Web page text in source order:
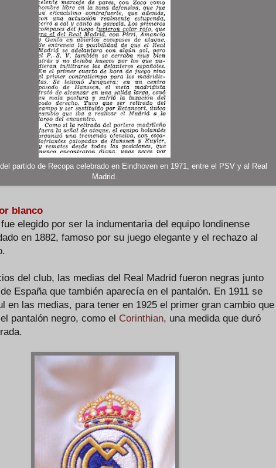
partido de Recopa celebrado en Eindhoven en 1971, entre el PSV y al Real
Madrid.
blanco
elegido por ser la indumentaria del equipo londinense
en 1882, famoso por su juego elegante y el rechazo al
del club, las medias del Real Madrid fueron negras junto
España que también aparecía en el pantalón. En 1911 se
en las medias, para tener en 1925 el primer gran cambio que
pantalón negro, como el Corinthian, una medida que duró